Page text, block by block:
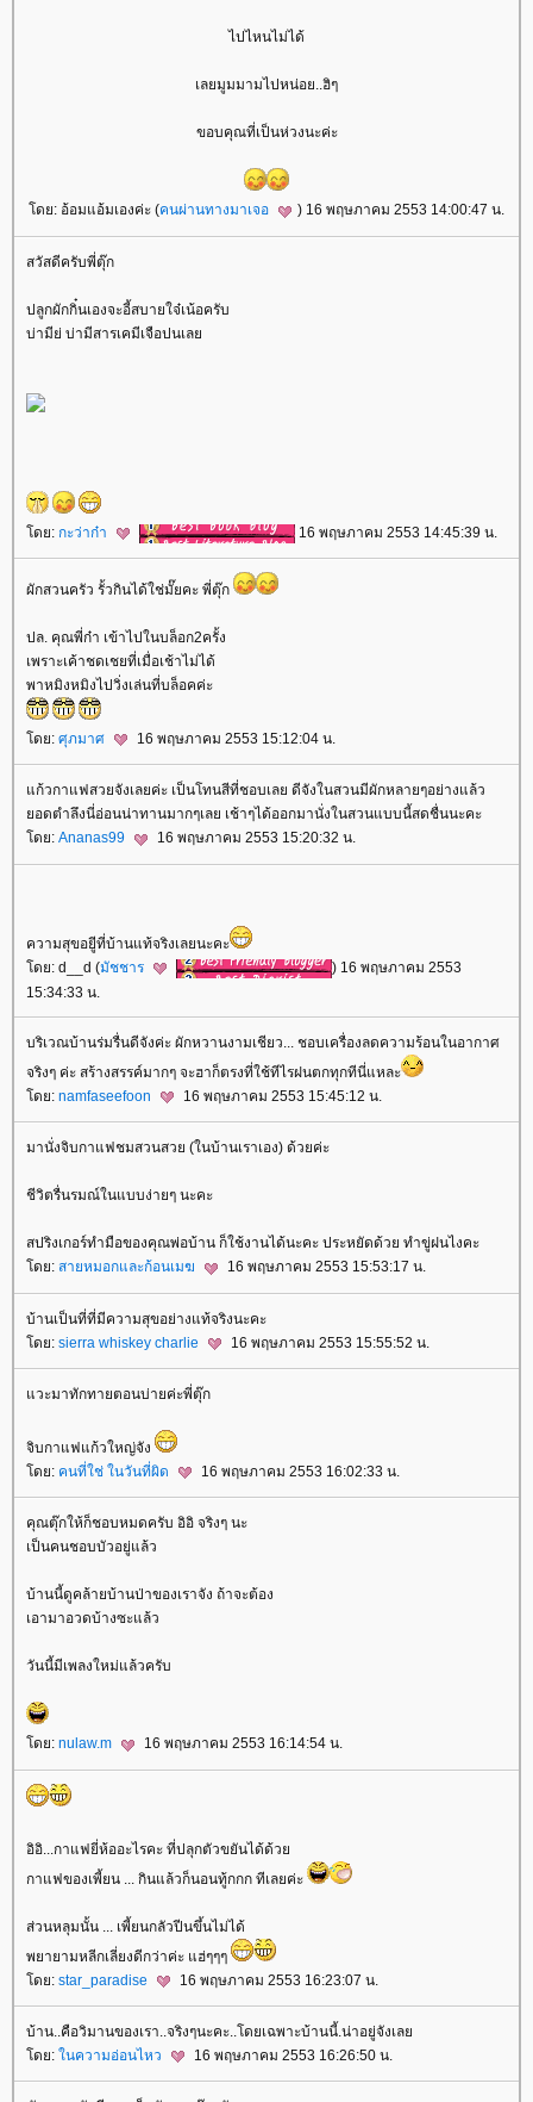
ไปไหนไม่ได้
เลยมูมมามไปหน่อย..ฮิๆ
ขอบคุณที่เป็นห่วงนะค่ะ
ดย: อ้อมแอ้มเองค่ะ (คนผ่านทางมาเจอ ) 16 พฤษภาคม 2553 14:00:47 น.
สวัสดีครับพี่ตุ๊ก
ปลูกผักกิ๋นเองจะอี้สบายใจ๋เน้อครับ
บ่ามีย่ บ่ามีสารเคมีเจือปนเล
ดย: กะว่าก๋า 16 พฤษภาคม 2553 14:45:39 น.
ผักสวนครัว รั้วกินได้ใช่มั๊ยคะ พี่ตุ๊ก
ปล. คุณพี่ก๋า เข้าไปในบล็อก2ครั้ง
เพราะเค้าชดเชยที่เมื่อเช้าไม่ได้
พาหมิงหมิงไปวิ่งเล่นที่บล็อคค่ะ
ดย: ศุภมาศ 16 พฤษภาคม 2553 15:12:04 น.
ก้วกาแฟสวยจังเลยค่ะ เป็นโทนสีที่ชอบเลย ดีจังในสวนมีผักหลายๆอย่างแล้ว
อดตำลึงนี่อ่อนน่าทานมากๆเลย เช้าๆได้ออกมานั่งในสวนแบบนี้สดชื่นนะคะ
ดย: Ananas99 16 พฤษภาคม 2553 15:20:32 น.
ความสุขอยู่ีที่บ้านแท้จริงเลยนะคะ
ดย: d__d (มัชชาร
) 16 พฤษภาคม 2553
15:34:33 น.
บริเวณบ้านร่มรื่นดีจังค่ะ ผักหวานงามเชียว... ชอบเครื่องลดความร้อนในอากาศ
จริงๆ ค่ะ สร้างสรรค์มากๆ จะฮาก็ตรงที่ใช้ทีไรฝนตกทุกทีนี่แหละ
ดย: namfaseefoon 16 พฤษภาคม 2553 15:45:12 น.
มานั่งจิบกาแฟชมสวนสวย (ในบ้านเราเอง) ด้วยค่ะ
ชีวิตรื่นรมณ์ในแบบง่ายๆ นะคะ
สปริงเกอร์ทำมือของคุณพ่อบ้าน ก็ใช้งานได้นะคะ ประหยัดด้วย ทำขู่ฝนไงคะ
ดย: สายหมอกและก้อนเมฆ 16 พฤษภาคม 2553 15:53:17 น.
บ้านเป็นที่ที่มีความสุขอย่างแท้จริงนะคะ
ดย: sierra whiskey charlie 16 พฤษภาคม 2553 15:55:52 น.
วะมาทักทายตอนบ่ายค่ะพี่ตุ๊ก
จิบกาแฟแก้วใหญ่จัง
ดย: คนที่ใช่ ในวันที่ผิด 16 พฤษภาคม 2553 16:02:33 น.
คุณตุ๊กให้ก็ชอบหมดครับ อิอิ จริงๆ นะ
เป็นคนชอบบัวอยู่แล้ว
บ้านนี้ดูคล้ายบ้านป่าของเราจัง ถ้าจะต้อง
เอามาอวดบ้างซะแล้ว
วันนี้มีเพลงใหม่แล้วครับ
ดย: nulaw.m 16 พฤษภาคม 2553 16:14:54 น.
อิอิ...กาแฟยี่ห้ออะไรคะ ที่ปลุกตัวขยันได้ด้ว
กาแฟของเพี้ยน ... กินแล้วก็นอนทู้กกก ทีเลยค่ะ
ส่วนหลุมนั้น ... เพี้ยนกลัวปีนขึ้นไม่ได้
พยายามหลีกเลี่ยงดีกว่าค่ะ แฮ่ๆๆๆ
ดย: star_paradise 16 พฤษภาคม 2553 16:23:07 น.
บ้าน..คือวิมานของเรา..จริงๆนะคะ..โดยเฉพาะบ้านนี้.น่าอยู่จังเล
ดย: นความอ่อนไหว 16 พฤษภาคม 2553 16:26:50 น.